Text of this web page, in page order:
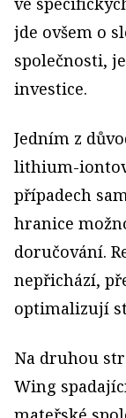
jde ovšem o
společnosti,
investice.
Jedním z
lithium-
případech
hranice
doručování.
nepřichází,
optimalizují
Na druhou
Wing